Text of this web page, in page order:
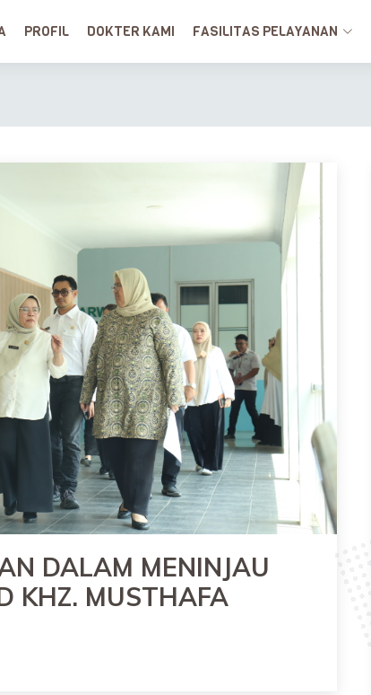
PROFIL DOKTER KAMI FASILITAS PELAYANAN
DALAM MENINJAU
KHZ. MUSTHAFA